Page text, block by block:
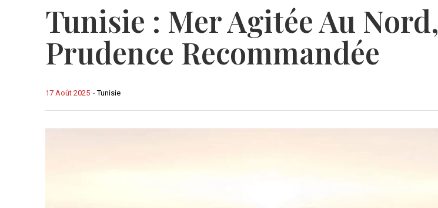
Tunisie : Mer Agitée Au Nord,
Prudence Recommandée
-Tunisie
17 Août 2025